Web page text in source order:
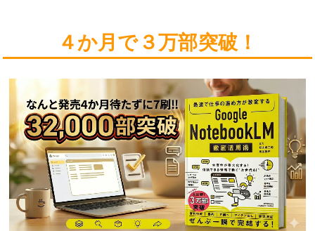
４か月で３万部突破！